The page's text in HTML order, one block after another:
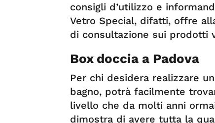
consigli d’utilizzo e
Vetro Special, difatti, offre
di consultazione sui prodotti
Box doccia a Padova
Per chi desidera realizzare un
bagno, potrà facilmente
livello che da molti anni
dimostra di avere tutta la